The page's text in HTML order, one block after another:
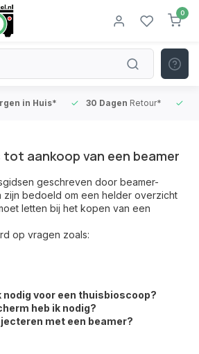
0
in Huis* 30 Dagen Retour*
tot aankoop van een beamer
geschreven door beamer-
zijn bedoeld om een helder overzicht
letten bij het kopen van een
op vragen zoals:
nodig voor een thuisbioscoop?
heb ik nodig?
met een beamer?